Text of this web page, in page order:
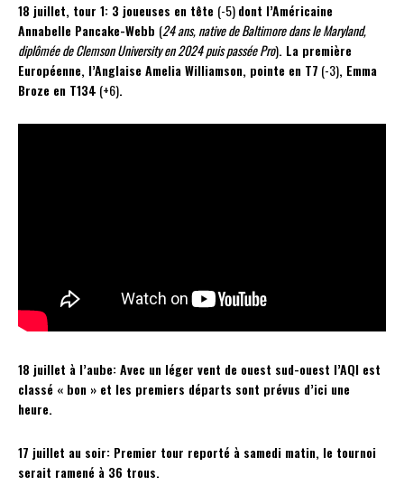
18 juillet, tour 1: 3 joueuses en tête (-5)dont l’Américaine
Annabelle Pancake-Webb (24 ans, native de Baltimore dans le Maryland,
diplômée de Clemson University en 2024 puis passée Pro). La première
Européenne, l’Anglaise Amelia Williamson, pointe en T7 (-3), Emma
Broze en T134 (+6).
18 juillet à l’aube: Avec un léger vent de ouest sud-ouest l’AQI est
classé « bon » et les premiers départs sont prévus d’ici une
heure.
17 juillet au soir: Premier tour reporté à samedi matin, le tournoi
serait ramené à 36 trous.